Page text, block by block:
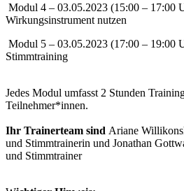
Modul 4 – 03.05.2023 (15:00 – 17:00
Wirkungsinstrument nutzen
Modul 5 – 03.05.2023 (17:00 – 19:00
Stimmtraining
Jedes Modul umfasst 2 Stunden
Teilnehmer*innen.
Ihr Trainerteam sind Ariane
und Stimmtrainerin und Jonathan
und Stimmtrainer